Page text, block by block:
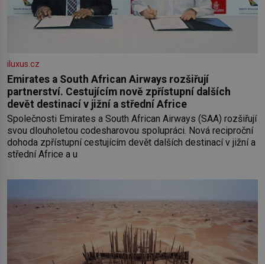
iluxus.cz
Emirates a South African Airways rozšiřují
partnerství. Cestujícím nově zpřístupní dalších
devět destinací v jižní a střední Africe
Společnosti Emirates a South African Airways (SAA) rozšiřují
svou dlouholetou codesharovou spolupráci. Nová reciproční
dohoda zpřístupní cestujícím devět dalších destinací v jižní a
střední Africe a u